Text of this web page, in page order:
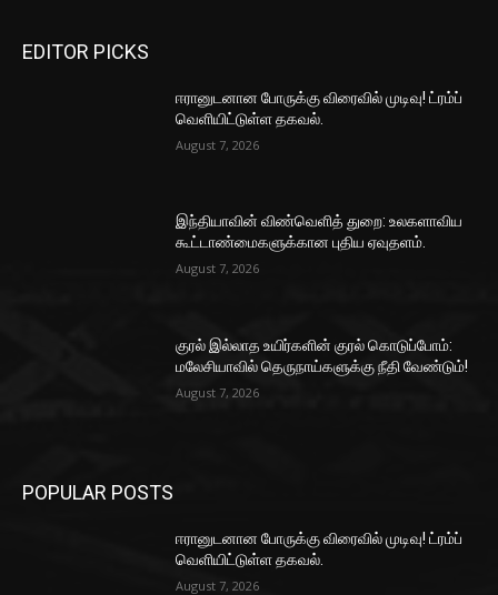
EDITOR PICKS
ஈரானுடனான போருக்கு விரைவில் முடிவு! ட்ரம்ப்
வெளியிட்டுள்ள தகவல்.
August 7, 2026
இந்தியாவின் விண்வெளித் துறை: உலகளாவிய
கூட்டாண்மைகளுக்கான புதிய ஏவுதளம்.
August 7, 2026
குரல் இல்லாத உயிர்களின் குரல் கொடுப்போம்:
மலேசியாவில் தெருநாய்களுக்கு நீதி வேண்டும்!
August 7, 2026
POPULAR POSTS
ஈரானுடனான போருக்கு விரைவில் முடிவு! ட்ரம்ப்
வெளியிட்டுள்ள தகவல்.
August 7, 2026